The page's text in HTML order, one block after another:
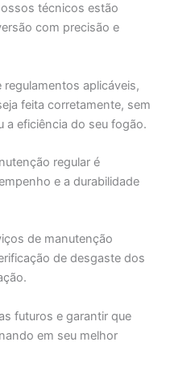
técnicos estão
com precisão e
aplicáveis,
feita corretamente, sem
a eficiência do seu fogão.
regular é
e a durabilidade
de manutenção
de desgaste dos
futuros e garantir que
em seu melhor